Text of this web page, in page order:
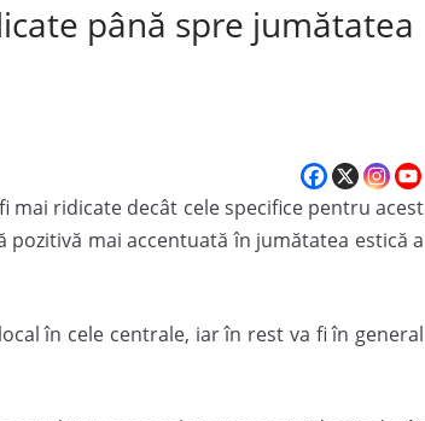
până spre jumătatea
ridicate decât cele specifice pentru acest
mai accentuată în jumătatea estică a
în cele centrale, iar în rest va fi în general